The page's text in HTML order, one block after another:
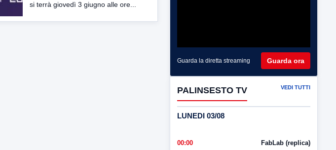
si terrà giovedì 3 giugno alle ore...
Guarda la diretta streaming Guarda ora
PALINSESTO TV VEDI TUTTI
LUNEDI 03/08
00:00 FabLab (replica)